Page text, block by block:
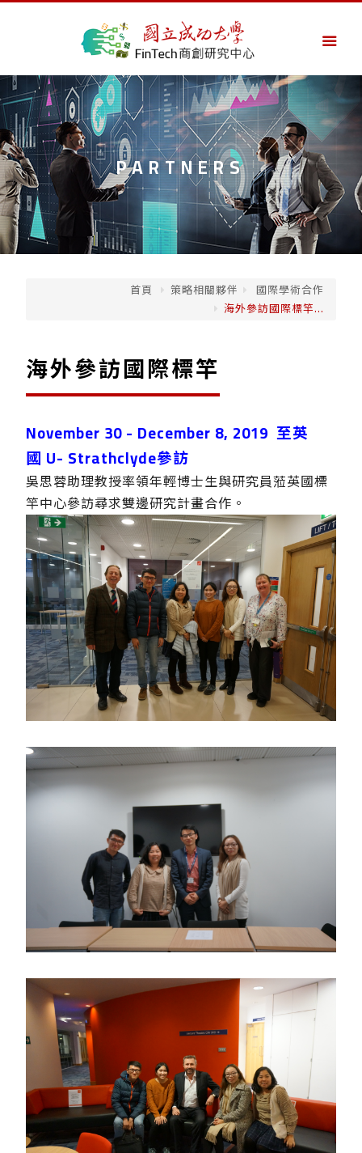
PARTNERS
首頁 策略相關夥伴
國際學術合作
海外參訪國際標竿...
海外參訪國際標竿
November 30 - December 8, 2019 至英
國 U- Strathclyde參訪
吳思蓉助理教授率領年輕博士生與研究員蒞英國標
竿中心參訪尋求雙邊研究計畫合作。